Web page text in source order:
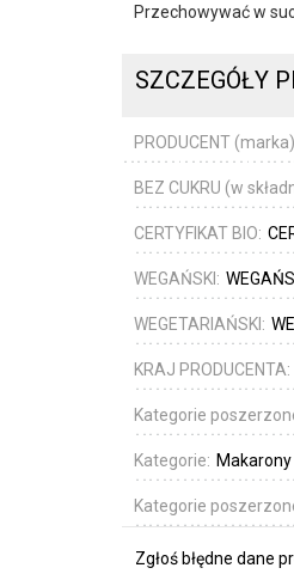
Przechowywać w
SZCZEGÓŁY
PRODUCENT
BEZ CUKRU (w
CERTYFIKAT BIO:
WEGAŃSKI:
WEGETARIAŃSKI:
KRAJ PRODUCENTA:
Kategorie
Kategorie: Makarony
Kategorie
Zgłoś błędne dane